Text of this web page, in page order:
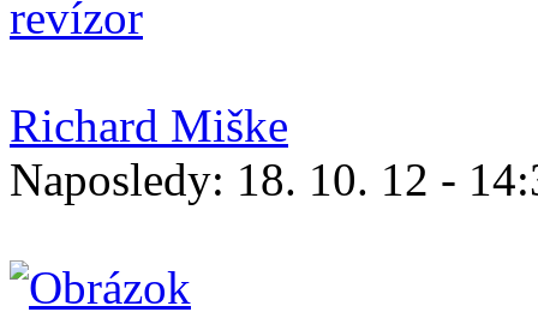
revízor
Richard Miške
Naposledy: 18. 10. 12 -